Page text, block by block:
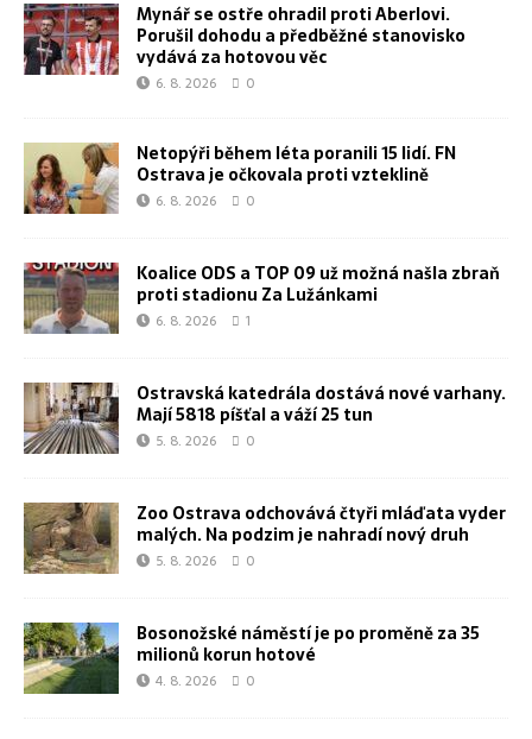
Mynář se ostře ohradil proti Aberlovi.
Porušil dohodu a předběžné stanovisko
vydává za hotovou věc
6. 8. 2026 0
Netopýři během léta poranili 15 lidí. FN
Ostrava je očkovala proti vzteklině
6. 8. 2026 0
Koalice ODS a TOP 09 už možná našla zbraň
proti stadionu Za Lužánkami
6. 8. 2026 1
Ostravská katedrála dostává nové varhany.
Mají 5818 píšťal a váží 25 tun
5. 8. 2026 0
Zoo Ostrava odchovává čtyři mláďata vyder
malých. Na podzim je nahradí nový druh
5. 8. 2026 0
Bosonožské náměstí je po proměně za 35
milionů korun hotové
4. 8. 2026 0